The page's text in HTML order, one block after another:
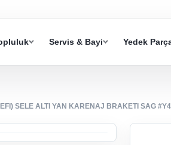
Servis & Bayi Yedek
SELE ALTI YAN KARENAJ BRAKETI SAG